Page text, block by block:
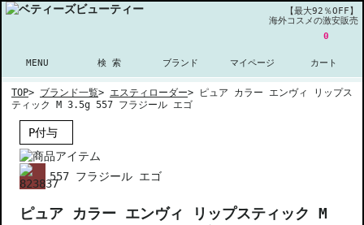
【最大92％OFF】
海外コスメの激安販売
MENU 検 索 ブランド マイページ
0
カート
TOP> ブランド一覧> エスティローダー>
ピュア カラー エンヴィ リップス
ティック M 3.5g 557 フラジール エゴ
P付与
557 フラジール エゴ
ピュア カラー エンヴィ リップスティック M